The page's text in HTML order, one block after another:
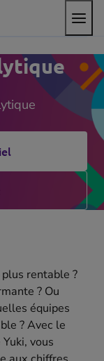
le
menu
rentable ?
? Ou
équipes
? Avec le
vous